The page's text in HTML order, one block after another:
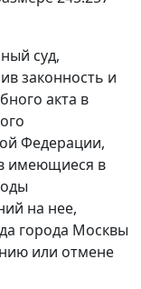
суд,
законность и
акта в
Федерации,
имеющиеся в
на нее,
города Москвы
или отмене